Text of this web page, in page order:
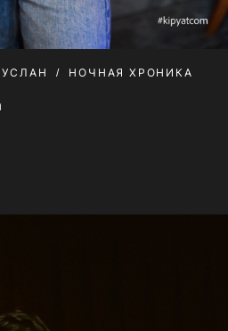
НОЧНАЯ ХРОНИКА